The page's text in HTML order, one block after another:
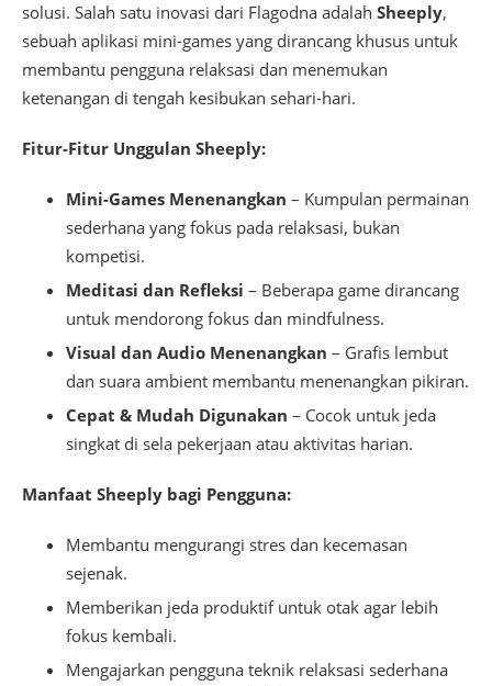
solusi. Salah satu inovasi dari Flagodna adalah Sheeply,
sebuah aplikasi mini-games yang dirancang khusus untuk
membantu pengguna relaksasi dan menemukan
ketenangan di tengah kesibukan sehari-hari.
Fitur-Fitur Unggulan Sheeply:
Mini-Games Menenangkan – Kumpulan permainan
sederhana yang fokus pada relaksasi, bukan
kompetisi.
Meditasi dan Refleksi – Beberapa game dirancang
untuk mendorong fokus dan mindfulness.
Visual dan Audio Menenangkan – Grafis lembut
dan suara ambient membantu menenangkan pikiran.
Cepat & Mudah Digunakan – Cocok untuk jeda
singkat di sela pekerjaan atau aktivitas harian.
Manfaat Sheeply bagi Pengguna:
Membantu mengurangi stres dan kecemasan
sejenak.
Memberikan jeda produktif untuk otak agar lebih
fokus kembali.
Mengajarkan pengguna teknik relaksasi sederhana